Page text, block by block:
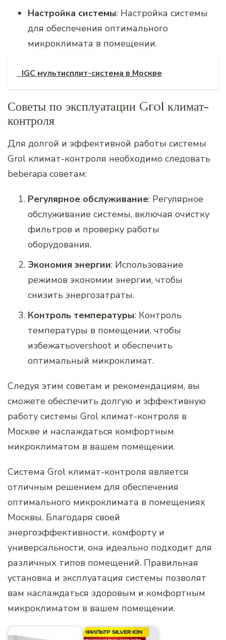
Настройка системы: Настройка системы
для обеспечения оптимального
микроклимата в помещении.
IGC мультисплит-система в Москве
Советы по эксплуатации Grol климат-
контроля
Для долгой и эффективной работы системы
Grol климат-контроля необходимо следовать
beberapa советам:
Регулярное обслуживание: Регулярное
обслуживание системы, включая очистку
фильтров и проверку работы
оборудования.
Экономия энергии: Использование
режимов экономии энергии, чтобы
снизить энергозатраты.
Контроль температуры: Контроль
температуры в помещении, чтобы
избежатьovershoot и обеспечить
оптимальный микроклимат.
Следуя этим советам и рекомендациям, вы
сможете обеспечить долгую и эффективную
работу системы Grol климат-контроля в
Москве и наслаждаться комфортным
микроклиматом в вашем помещении.
Система Grol климат-контроля является
отличным решением для обеспечения
оптимального микроклимата в помещениях
Москвы. Благодаря своей
энергоэффективности, комфорту и
универсальности, она идеально подходит для
различных типов помещений. Правильная
установка и эксплуатация системы позволят
вам наслаждаться здоровым и комфортным
микроклиматом в вашем помещении.